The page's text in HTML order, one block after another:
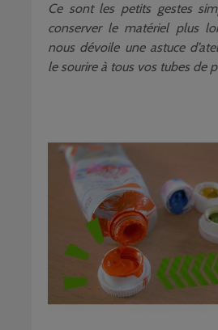
Ce sont les petits gestes
conserver le matériel plus
nous dévoile une astuce
le sourire à tous vos tubes de